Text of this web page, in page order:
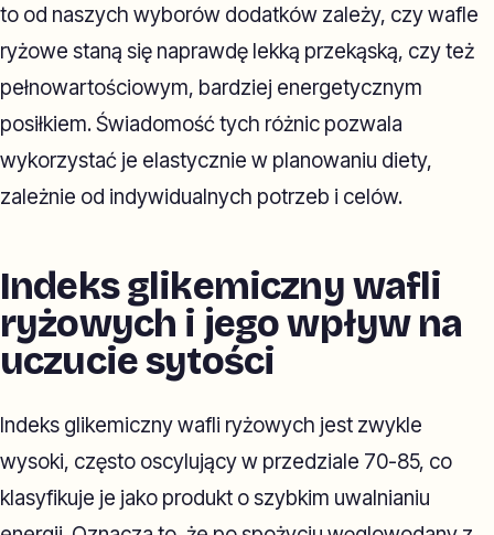
to od naszych wyborów dodatków zależy, czy wafle
ryżowe staną się naprawdę lekką przekąską, czy też
pełnowartościowym, bardziej energetycznym
posiłkiem. Świadomość tych różnic pozwala
wykorzystać je elastycznie w planowaniu diety,
zależnie od indywidualnych potrzeb i celów.
Indeks glikemiczny wafli
ryżowych i jego wpływ na
uczucie sytości
Indeks glikemiczny wafli ryżowych jest zwykle
wysoki, często oscylujący w przedziale 70-85, co
klasyfikuje je jako produkt o szybkim uwalnianiu